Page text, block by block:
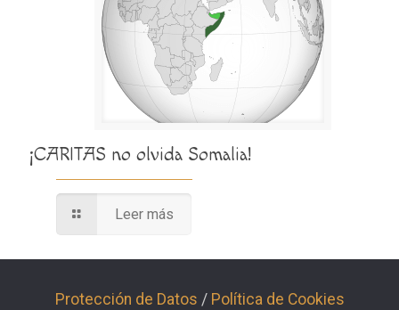
¡CARITAS no olvida Somalia!
Leer más
Protección de Datos / Política de Cookies